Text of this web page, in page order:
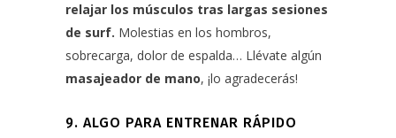
relajar los músculos tras largas sesiones
de surf. Molestias en los hombros,
sobrecarga, dolor de espalda… Llévate algún
masajeador de mano, ¡lo agradecerás!
9. ALGO PARA ENTRENAR RÁPIDO